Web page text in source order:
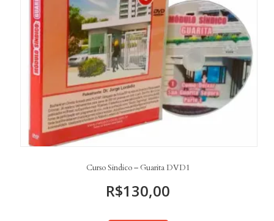
Curso Sindico – Guarita DVD1
R$130,00